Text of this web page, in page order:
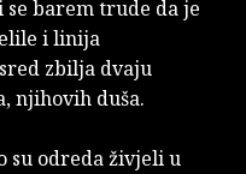
barem trude da je
i linija
zbilja dvaju
njihovih duša.
su odreda živjeli u